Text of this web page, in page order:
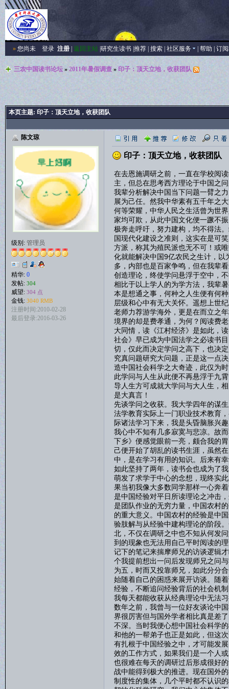
»您尚未 登录 注册| 返回主站| 研究生读书| 推荐| 搜索| 社区服务 帮助 订
三农中国读书论坛» 2011年暑假调查» 印子：顶天立地，收获团队
本页主题: 印子：顶天立地，收获团队
陈文琼
级别: 管理员
精华: 0
发帖: 304
威望: 304 点
金钱: 3040 RMB
注册时间:2010-02-28
最后登录:2016-03-26
印子：顶天立地，收获团队
在去恩施调研之前，一直在学校阅
主，但总在思考西方理论于中国之
我辈分析解决中国当下问题一臂之
展为己任。然我中华素有五千年之
何等荣耀，中华人民之生活曾为世
家均可欺，从此中国文化便一蹶不
极奔走呼吁，努力建构，均不得法
国现代化建设之准则，这实在是可
方派，称其为殖民派也无不可！或
化就能解决中国9亿农民之生计，
多，内部也是百家争鸣，但在我辈
创造理论，终使学问悬浮于空中，
相比于以上学人的为学方法，我辈
本是想通之事，何种之人生便有何
层级和心中有无大关怀。遥想上世
老师力荐游学海外，更是在而立之
境界的却是费孝通，为何？阅读费
大同情，读《江村经济》是如此，
社会》早已成为中国法学之必读书
切，仅此而决定学问之高下，也决
究真问题研究大问题，正是这一点
造中国社会科学之大奇迹，此仅为
此学问与人生从此便不再悬浮于九
导人生方可成就大学问与大人生，
是大真言！
先谈学问之收获。我大学四年的谋
法学教育实际上一门职业技术教育
际诸法学习下来，我是头昏脑胀兴
我心中不知有几多寂寞与悲凉。故
下乡》便感觉眼前一亮，颇合我的
己便开始了胡乱的读书生涯，虽然
中，是在学习有用的知识。后来有
如此坚持了两年，读书会也成为了
萌发了求学于中心的念想，现终实
果当初我像大多数同学那样一心奔
是中国经验对平日所读理论之冲击
是团队作业的无穷力量，中国农村
的重大意义。中国农村的经验是中
验肢解与从经验中建构理论的阶段
北，不仅在调研之中也不知从何发
到的现象也无法用自己平时阅读的
记下的笔记来揣摩师兄的访谈逻辑
个我提前想出一问后发现师兄之问
为五，时而又投靠师兄，如此分分
始随着自己的困惑来展开访谈。随
经验，不断追问经验背后的社会机
我每天都能收获从经典理论中无法
数年之前，我曾与一位好友谈论中
界很厉害但与国外学者相比真是差
不深。当时我便心想中国社会科学
和他的一帮弟子也正是如此，但这
有扎根于中国经验之中，才可能发
效的工作方式，如果我们是一个人
也很难在每天的调研过后形成很好
战中能得到极大的推进。现在国外
制度性的集体，几个平时都不认识